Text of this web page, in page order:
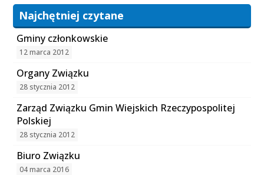
Najchętniej czytane
Gminy członkowskie
12 marca 2012
Organy Związku
28 stycznia 2012
Zarząd Związku Gmin Wiejskich Rzeczypospolitej
Polskiej
28 stycznia 2012
Biuro Związku
04 marca 2016